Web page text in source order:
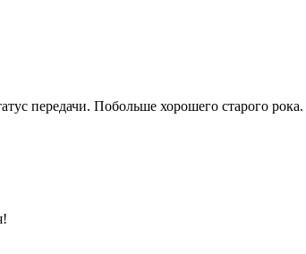
передачи. Побольше хорошего старого рока.